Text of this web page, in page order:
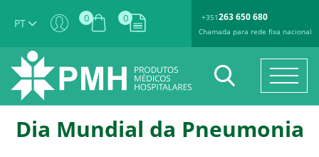
PT 0 0 +351263 650 680
Chamada para rede fixa nacional
Dia Mundial da Pneumonia